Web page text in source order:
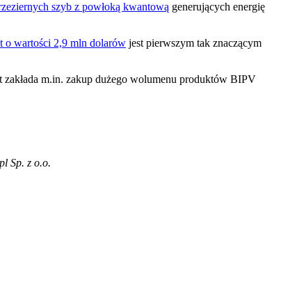
szyb z powłoką kwantową generujących energię
o wartości 2,9 mln dolarów jest pierwszym tak znaczącym
m.in. zakup dużego wolumenu produktów BIPV
Sp. z o.o.